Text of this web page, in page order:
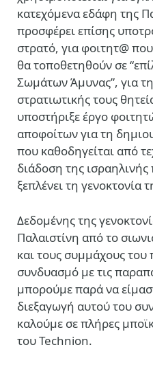
κατεχόμενα εδάφη της
προσφέρει επίσης
στρατό, για φοιτητ@
θα τοποθετηθούν σε
Σωμάτων Άμυνας”, για
στρατιωτικής τους
υποστήριξε έργο
αποφοίτων για τη
που καθοδηγείται από
διάδοση της
ξεπλένει τη γενοκτονία
Δεδομένης της
Παλαιστίνη από το
και τους συμμάχους
συνδυασμό με τις
μπορούμε παρά να
διεξαγωγή αυτού του
καλούμε σε πλήρες
του Technion.